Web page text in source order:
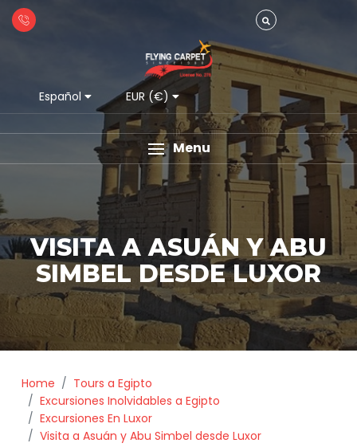
Español EUR (€)
Menu
VISITA A ASUÁN Y ABU
SIMBEL DESDE LUXOR
Home
Tours a Egipto
Excursiones Inolvidables a Egipto
Excursiones En Luxor
Visita a Asuán y Abu Simbel desde Luxor